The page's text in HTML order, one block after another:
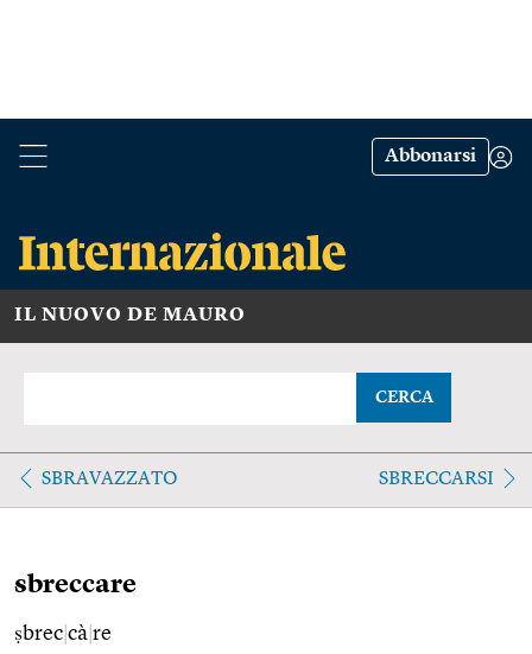
Abbonarsi
IL NUOVO DE MAURO
CERCA
SBRAVAZZATO SBRECCARSI
sbreccare
ṣbrec cà re